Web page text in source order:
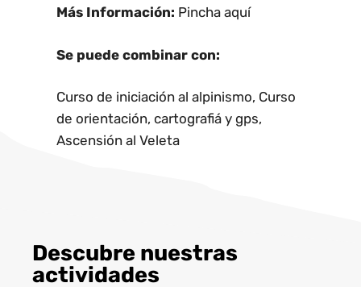
Más Información: Pincha aquí
Se puede combinar con:
Curso de iniciación al alpinismo, Curso
de orientación, cartografiá y gps,
Ascensión al Veleta
Descubre nuestras
actividades